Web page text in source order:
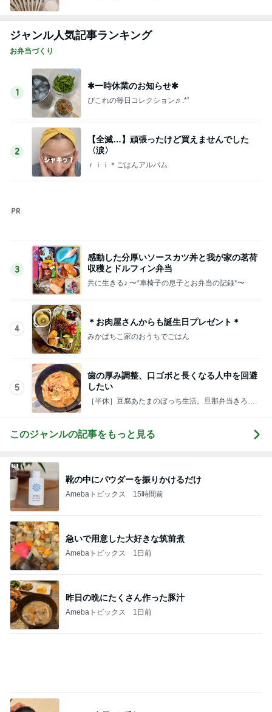
ジャンル人気記事ランキング
お弁当づくり
1
✱一時休業のお知らせ✱
ぴこれの毎日コレクション♬.*ﾟ
2
【全滅…】頑張ったけど買えませんでした
〈涙〉
ｒｉｉ＊ごはんアルバム
3
4
＊お肉屋さんからも誕生日プレゼント＊
5
歯の厚み調整、口ゴボと長くなる人中を回避
したい
［半休］豆腐あたまのぼっち生活。旦那弁当きろく
このジャンルの記事をもっと見る
Amebaトピックス 15時間前
急いで用意した大好きな筑前煮
Amebaトピックス 1日前
昨日の晩にたくさん作った豚汁
Amebaトピックス 1日前